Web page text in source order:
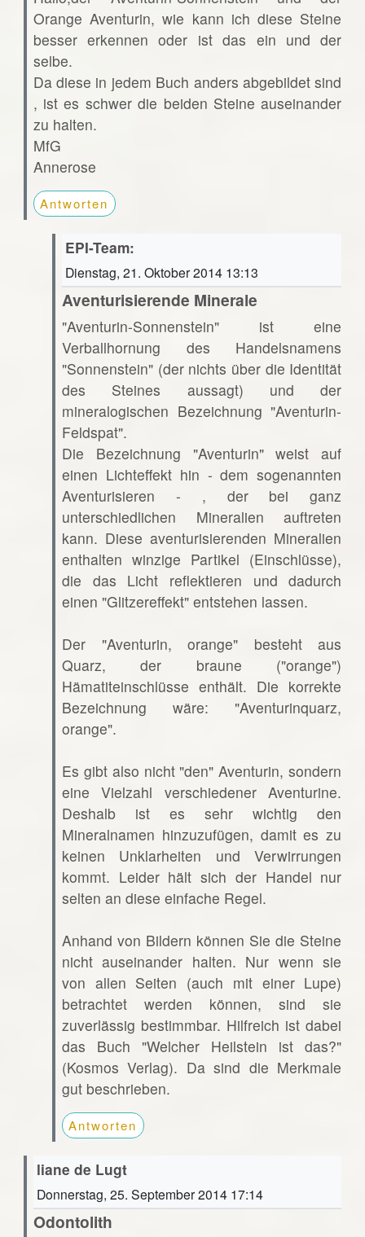
Orange Aventurin, wie kann ich diese Steine
besser erkennen oder ist das ein und der
selbe.
Da diese in jedem Buch anders abgebildet sind
, ist es schwer die beiden Steine auseinander
zu halten.
MfG
Annerose
Antworten
EPI-Team:
Dienstag, 21. Oktober 2014 13:13
Aventurisierende Minerale
"Aventurin-Sonnenstein" ist eine
Verballhornung des Handelsnamens
"Sonnenstein" (der nichts über die Identität
des Steines aussagt) und der
mineralogischen Bezeichnung "Aventurin-
Feldspat".
Die Bezeichnung "Aventurin" weist auf
einen Lichteffekt hin - dem sogenannten
Aventurisieren - , der bei ganz
unterschiedlichen Mineralien auftreten
kann. Diese aventurisierenden Mineralien
enthalten winzige Partikel (Einschlüsse),
die das Licht reflektieren und dadurch
einen "Glitzereffekt" entstehen lassen.
Der "Aventurin, orange" besteht aus
Quarz, der braune ("orange")
Hämatiteinschlüsse enthält. Die korrekte
Bezeichnung wäre: "Aventurinquarz,
orange".
Es gibt also nicht "den" Aventurin, sondern
eine Vielzahl verschiedener Aventurine.
Deshalb ist es sehr wichtig den
Mineralnamen hinzuzufügen, damit es zu
keinen Unklarheiten und Verwirrungen
kommt. Leider hält sich der Handel nur
selten an diese einfache Regel.
Anhand von Bildern können Sie die Steine
nicht auseinander halten. Nur wenn sie
von allen Seiten (auch mit einer Lupe)
betrachtet werden können, sind sie
zuverlässig bestimmbar. Hilfreich ist dabei
das Buch "Welcher Heilstein ist das?"
(Kosmos Verlag). Da sind die Merkmale
gut beschrieben.
Antworten
liane de Lugt
Donnerstag, 25. September 2014 17:14
Odontolith